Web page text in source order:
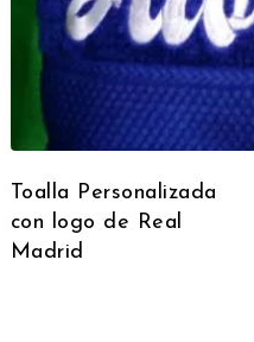
Toalla Personalizada
con logo de Real
Madrid